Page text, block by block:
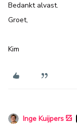
Bedankt alvast.
Groet,
Kim
Inge Kuijpers